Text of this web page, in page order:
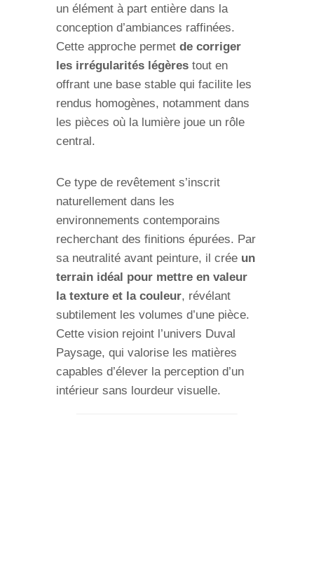
un élément à part entière dans la
conception d’ambiances raffinées.
Cette approche permet de corriger
les irrégularités légères tout en
offrant une base stable qui facilite les
rendus homogènes, notamment dans
les pièces où la lumière joue un rôle
central.
Ce type de revêtement s’inscrit
naturellement dans les
environnements contemporains
recherchant des finitions épurées. Par
sa neutralité avant peinture, il crée un
terrain idéal pour mettre en valeur
la texture et la couleur, révélant
subtilement les volumes d’une pièce.
Cette vision rejoint l’univers Duval
Paysage, qui valorise les matières
capables d’élever la perception d’un
intérieur sans lourdeur visuelle.